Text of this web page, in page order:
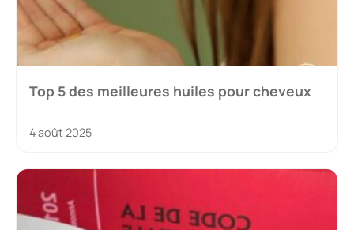
Top 5 des meilleures huiles pour cheveux
4 août 2025